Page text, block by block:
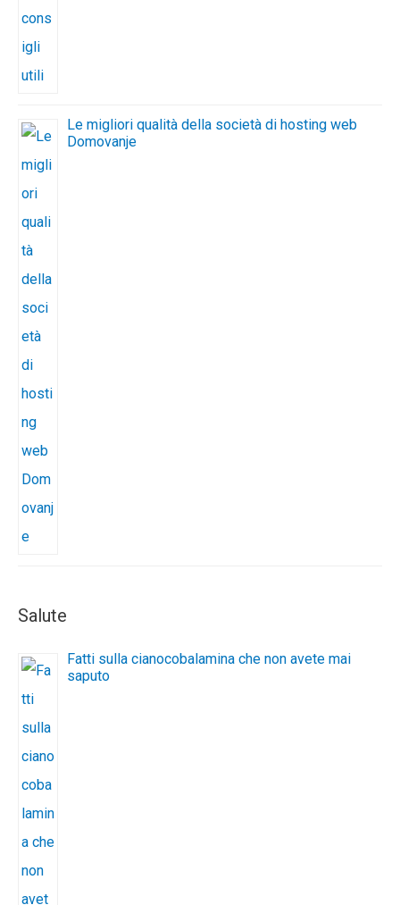
Le migliori qualità della società di hosting web
Domovanje
Salute
Fatti sulla cianocobalamina che non avete mai
saputo